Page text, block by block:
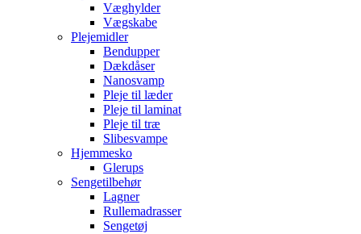
Væghylder
Vægskabe
Plejemidler
Bendupper
Dækdåser
Nanosvamp
Pleje til læder
Pleje til laminat
Pleje til træ
Slibesvampe
Hjemmesko
Glerups
Sengetilbehør
Lagner
Rullemadrasser
Sengetøj